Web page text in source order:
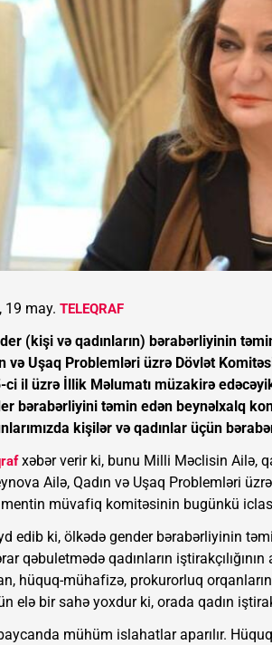
19 may. TELEQRAF
(kişi və qadınların) bərabərliyinin
və Uşaq Problemləri üzrə Dövlət
ci il üzrə İllik Məlumatı müzakirə
bərabərliyini təmin edən beynəlxalq
kişilər və qadınlar üçün
xəbər verir ki, bunu Milli Məclisin Ailə,
Ailə, Qadın və Uşaq Problemləri
müvafiq komitəsinin bugünkü
edib ki, ölkədə gender bərabərliyinin
qəbuletmədə qadınların
hüquq-mühafizə, prokurorluq
elə bir sahə yoxdur ki, orada qadın
mühüm islahatlar aparılır.